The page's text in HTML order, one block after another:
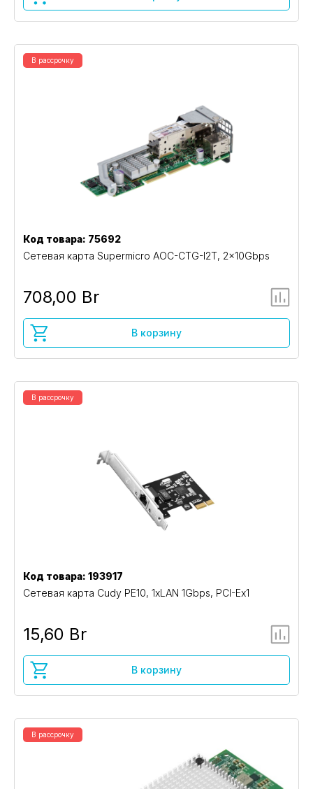
В рассрочку
Код товара: 75692
Сетевая карта Supermicro AOC-CTG-I2T, 2x10Gbps
708,00 Br
В корзину
В рассрочку
Код товара: 193917
Сетевая карта Cudy PE10, 1xLAN 1Gbps, PCI-Ex1
15,60 Br
В корзину
В рассрочку